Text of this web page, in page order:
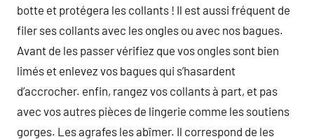
botte et protégera les collants ! Il est aussi fréquent de
filer ses collants avec les ongles ou avec nos bagues.
Avant de les passer vérifiez que vos ongles sont bien
limés et enlevez vos bagues qui s’hasardent
d’accrocher. enfin, rangez vos collants à part, et pas
avec vos autres pièces de lingerie comme les soutiens
gorges. Les agrafes les abîmer. Il correspond de les